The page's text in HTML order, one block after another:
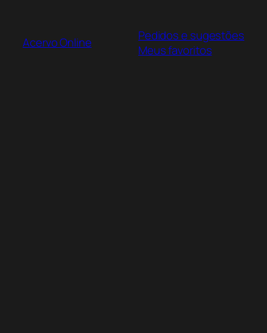
Acervo Online
Pedidos e sugestões
Meus favoritos